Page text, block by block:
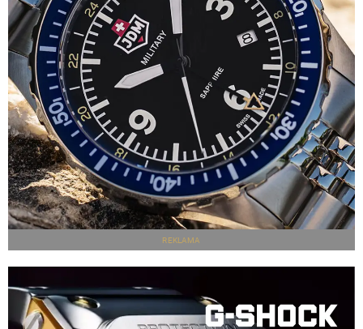
REKLAMA